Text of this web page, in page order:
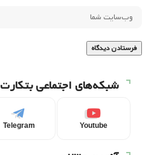
شبکه‌های اجتماعی بتکارت
Youtube
Telegram